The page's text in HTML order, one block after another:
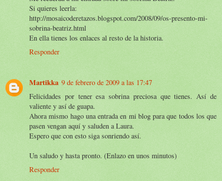
Si quieres leerla:
http://mosaicoderetazos.blogspot.com/2008/09/os-presento-mi-
sobrina-beatriz.html
En ella tienes los enlaces al resto de la historia.
Responder
Martikka 9 de febrero de 2009 a las 17:47
Felicidades por tener esa sobrina preciosa que tienes. Así de
valiente y así de guapa.
Ahora mismo hago una entrada en mi blog para que todos los que
pasen vengan aquí y saluden a Laura.
Espero que con esto siga sonriendo así.
Un saludo y hasta pronto. (Enlazo en unos minutos)
Responder